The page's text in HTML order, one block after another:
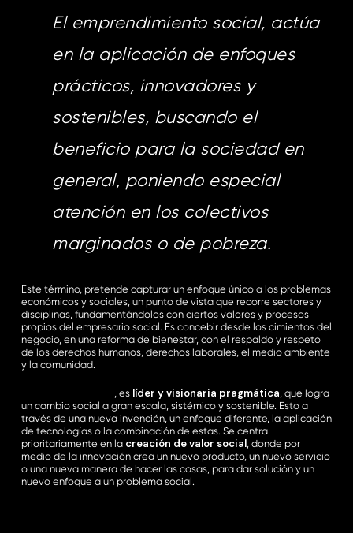
El emprendimiento social, actúa
en la aplicación de enfoques
prácticos, innovadores y
sostenibles, buscando el
beneficio para la sociedad en
general, poniendo especial
atención en los colectivos
marginados o de pobreza.
Este término, pretende capturar un enfoque único a los problemas
económicos y sociales, un punto de vista que recorre sectores y
disciplinas, fundamentándolos con ciertos valores y procesos
propios del empresario social. Es concebir desde los cimientos del
negocio, en una reforma de bienestar, con el respaldo y respeto
de los derechos humanos, derechos laborales, el medio ambiente
y la comunidad.
, es líder y visionaria pragmática , que logra
un cambio social a gran escala, sistémico y sostenible. Esto a
través de una nueva invención, un enfoque diferente, la aplicación
de tecnologías o la combinación de estas. Se centra
prioritariamente en la creación de valor social, donde por
medio de la innovación crea un nuevo producto, un nuevo servicio
o una nueva manera de hacer las cosas, para dar solución y un
nuevo enfoque a un problema social.